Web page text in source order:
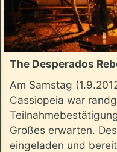
The Desperados
Am Samstag
Cassiopeia war
Großes erwarten.
eingeladen und